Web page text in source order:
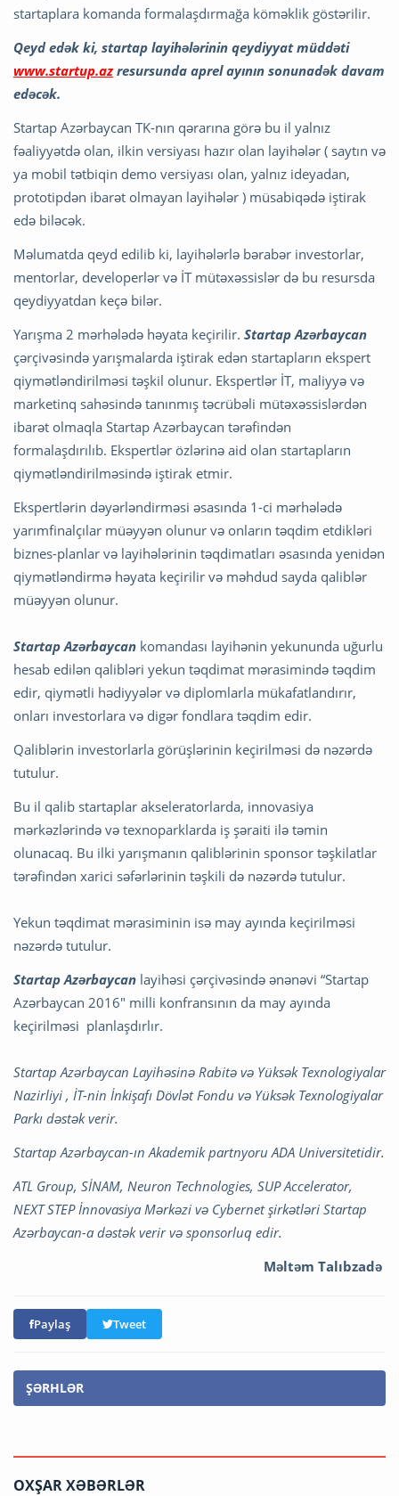
startaplara komanda formalaşdırmağa köməklik göstərilir.
Qeyd edək ki, startap layihələrinin qeydiyyat müddəti
www.startup.az resursunda aprel ayının sonunadək davam
edəcək.
Startap Azərbaycan TK-nın qərarına görə bu il yalnız
fəaliyyətdə olan, ilkin versiyası hazır olan layihələr ( saytın və
ya mobil tətbiqin demo versiyası olan, yalnız ideyadan,
prototipdən ibarət olmayan layihələr ) müsabiqədə iştirak
edə biləcək.
Məlumatda qeyd edilib ki, layihələrlə bərabər investorlar,
mentorlar, developerlər və İT mütəxəssislər də bu resursda
qeydiyyatdan keçə bilər.
Yarışma 2 mərhələdə həyata keçirilir. Startap Azərbaycan
çərçivəsində yarışmalarda iştirak edən startapların ekspert
qiymətləndirilməsi təşkil olunur. Ekspertlər İT, maliyyə və
marketinq sahəsində tanınmış təcrübəli mütəxəssislərdən
ibarət olmaqla Startap Azərbaycan tərəfindən
formalaşdırılıb. Ekspertlər özlərinə aid olan startapların
qiymətləndirilməsində iştirak etmir.
Ekspertlərin dəyərləndirməsi əsasında 1-ci mərhələdə
yarımfinalçılar müəyyən olunur və onların təqdim etdikləri
biznes-planlar və layihələrinin təqdimatları əsasında yenidən
qiymətləndirmə həyata keçirilir və məhdud sayda qaliblər
müəyyən olunur.
Startap Azərbaycan komandası layihənin yekununda uğurlu
hesab edilən qalibləri yekun təqdimat mərasimində təqdim
edir, qiymətli hədiyyələr və diplomlarla mükafatlandırır,
onları investorlara və digər fondlara təqdim edir.
Qaliblərin investorlarla görüşlərinin keçirilməsi də nəzərdə
tutulur.
Bu il qalib startaplar akseleratorlarda, innovasiya
mərkəzlərində və texnoparklarda iş şəraiti ilə təmin
olunacaq. Bu ilki yarışmanın qaliblərinin sponsor təşkilatlar
tərəfindən xarici səfərlərinin təşkili də nəzərdə tutulur.
Yekun təqdimat mərasiminin isə may ayında keçirilməsi
nəzərdə tutulur.
Startap Azərbaycan layihəsi çərçivəsində ənənəvi “Startap
Azərbaycan 2016" milli konfransının da may ayında
keçirilməsi planlaşdırlır.
Startap Azərbaycan Layihəsinə Rabitə və Yüksək Texnologiyalar
Nazirliyi , İT-nin İnkişafı Dövlət Fondu və Yüksək Texnologiyalar
Parkı dəstək verir.
Startap Azərbaycan-ın Akademik partnyoru ADA Universitetidir.
ATL Group, SİNAM, Neuron Technologies, SUP Accelerator,
NEXT STEP İnnovasiya Mərkəzi və Cybernet şirkətləri Startap
Azərbaycan-a dəstək verir və sponsorluq edir.
Məltəm Talıbzadə
Paylaş Tweet
ŞƏRHLƏR
OXŞAR XƏBƏRLƏR